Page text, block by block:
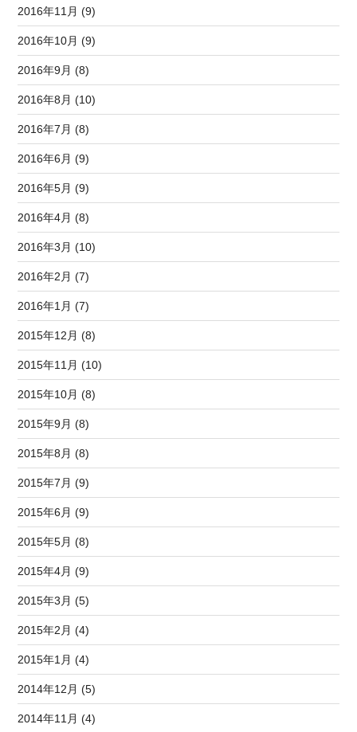
2016年11月 (9)
2016年10月 (9)
2016年9月 (8)
2016年8月 (10)
2016年7月 (8)
2016年6月 (9)
2016年5月 (9)
2016年4月 (8)
2016年3月 (10)
2016年2月 (7)
2016年1月 (7)
2015年12月 (8)
2015年11月 (10)
2015年10月 (8)
2015年9月 (8)
2015年8月 (8)
2015年7月 (9)
2015年6月 (9)
2015年5月 (8)
2015年4月 (9)
2015年3月 (5)
2015年2月 (4)
2015年1月 (4)
2014年12月 (5)
2014年11月 (4)